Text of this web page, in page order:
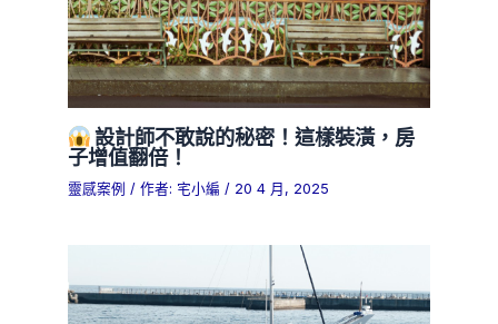
設計師不敢說的秘密！這樣裝潢，房
子增值翻倍！
靈感案例 / 作者: 宅小編 / 20 4 月, 2025